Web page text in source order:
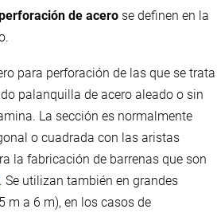
de acero se definen en la
para perforación de las que se trata
palanquilla de acero aleado o sin
La sección es normalmente
o cuadrada con las aristas
la fabricación de barrenas que son
. Se utilizan también en grandes
m a 6 m), en los casos de